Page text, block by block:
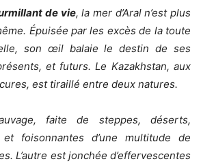
de vie, la mer d’Aral n’est plus
Épuisée par les excès de la toute
son œil balaie le destin de ses
et futurs.Le Kazakhstan, aux
est tiraillé entre deux natures.
faite de steppes, déserts,
foisonnantes d’une multitude de
L’autre est jonchée d’effervescentes